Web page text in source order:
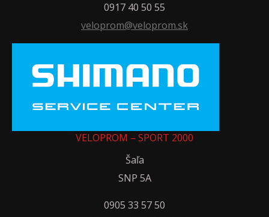
0917 40 50 55
veloprom@veloprom.sk
VELOPROM – SPORT 2000
Šaľa
SNP 5A
0905 33 57 50